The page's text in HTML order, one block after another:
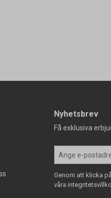
Nyhetsbrev
Få exklusiva
Genom att klicka
våra